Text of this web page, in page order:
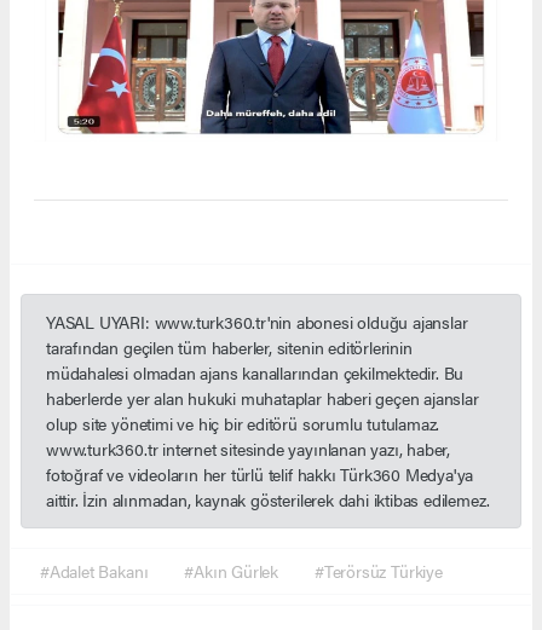
YASAL UYARI: www.turk360.tr'nin abonesi olduğu ajanslar
tarafından geçilen tüm haberler, sitenin editörlerinin
müdahalesi olmadan ajans kanallarından çekilmektedir. Bu
haberlerde yer alan hukuki muhataplar haberi geçen ajanslar
olup site yönetimi ve hiç bir editörü sorumlu tutulamaz.
www.turk360.tr internet sitesinde yayınlanan yazı, haber,
fotoğraf ve videoların her türlü telif hakkı Türk360 Medya'ya
aittir. İzin alınmadan, kaynak gösterilerek dahi iktibas edilemez.
#Adalet Bakanı #Akın Gürlek #Terörsüz Türkiye